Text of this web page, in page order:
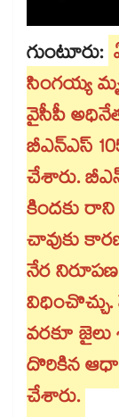
గుంటూరు:
సింగయ్య
వైసీపీ
బీఎన్ఎస్
చేశారు.
కిందకు
చావుకు
నేర
విధించొచ్చు.
వరకూ
దొరికిన
చేశారు.